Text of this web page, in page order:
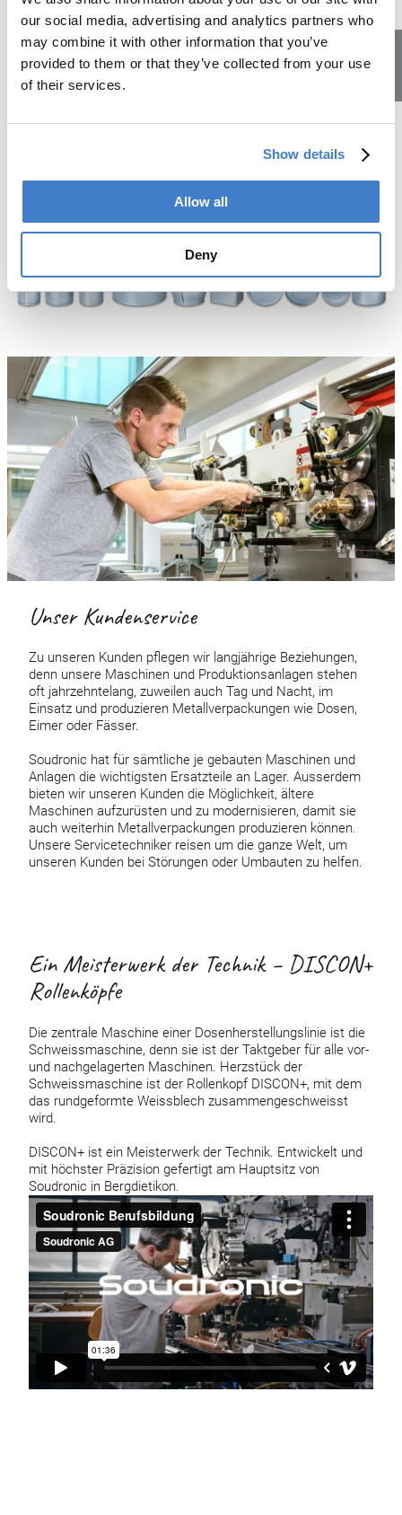
our social media, advertising and analytics partners who
may combine it with other information that you’ve
provided to them or that they’ve collected from your use
of their services.
Show details
Allow all
Deny
dieser komplexen Anlagen.
Sobald eine Produktionslinie voll betriebsbereit ist,
produzieren unsere Kunden damit Millionen von leeren
Dosen. Diese werden dann z. B. an die
Lebensmittelindustrie geliefert zum Abfüllen von
Unser Kundenservice
Zu unseren Kunden pflegen wir langjährige Beziehungen,
denn unsere Maschinen und Produktionsanlagen stehen
oft jahrzehntelang, zuweilen auch Tag und Nacht, im
Einsatz und produzieren Metallverpackungen wie Dosen,
Eimer oder Fässer.
Soudronic hat für sämtliche je gebauten Maschinen und
Anlagen die wichtigsten Ersatzteile an Lager. Ausserdem
bieten wir unseren Kunden die Möglichkeit, ältere
Maschinen aufzurüsten und zu modernisieren, damit sie
auch weiterhin Metallverpackungen produzieren können.
Unsere Servicetechniker reisen um die ganze Welt, um
unseren Kunden bei Störungen oder Umbauten zu helfen.
Ein Meisterwerk der Technik – DISCON+
Rollenköpfe
Die zentrale Maschine einer Dosenherstellungslinie ist die
Schweissmaschine, denn sie ist der Taktgeber für alle vor-
und nachgelagerten Maschinen. Herzstück der
Schweissmaschine ist der Rollenkopf DISCON+, mit dem
das rundgeformte Weissblech zusammengeschweisst
wird.
DISCON+ ist ein Meisterwerk der Technik. Entwickelt und
mit höchster Präzision gefertigt am Hauptsitz von
Soudronic in Bergdietikon.